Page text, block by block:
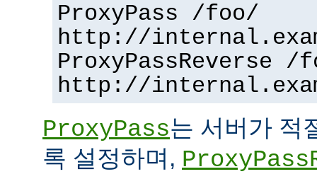
ProxyPass /foo/
http://
ProxyPassReverse /
http://
ProxyPass는 서버가 적
록 설정하며,